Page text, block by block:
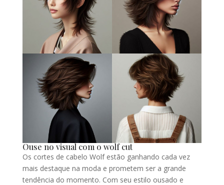
Ouse no visual com o wolf cut
Os cortes de cabelo Wolf estão ganhando cada vez
mais destaque na moda e prometem ser a grande
tendência do momento. Com seu estilo ousado e